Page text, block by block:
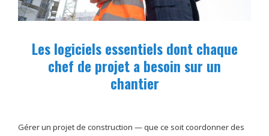
Les logiciels essentiels dont chaque
chef de projet a besoin sur un
chantier
Gérer un projet de construction — que ce soit coordonner des